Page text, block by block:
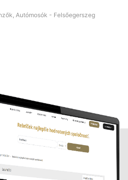
Autómosók - Felsőegerszeg